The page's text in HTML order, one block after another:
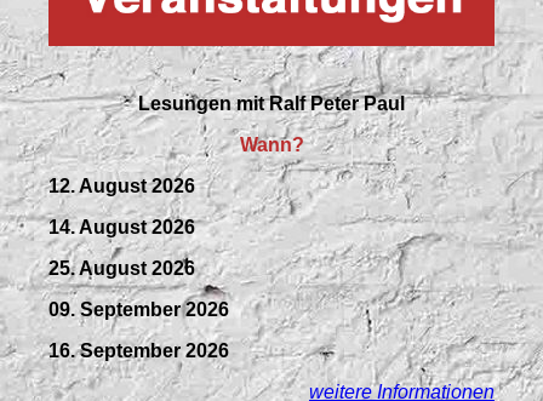
Lesungen mitRalf Peter Paul
Wann?
12. August 2026
14. August 2026
25. August 2026
09.September2026
16. September 2026
weitere Informationen